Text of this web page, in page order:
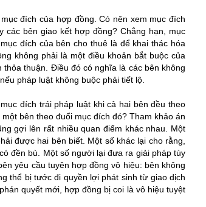
đích của hợp đồng. Có nên xem mục đích
bên giao kết hợp đồng? Chẳng hạn, mục
đích của bên cho thuê là để khai thác hóa
không phải là một điều khoản bắt buộc của
thuận. Điều đó có nghĩa là các bên không
pháp luật không buộc phải tiết lộ.
đích trái pháp luật khi cả hai bên đều theo
bên theo đuổi mục đích đó? Tham khảo án
gợi lên rất nhiều quan điểm khác nhau. Một
được hai bên biết. Một số khác lại cho rằng,
đền bù. Một số người lại đưa ra giải pháp tùy
yêu cầu tuyên hợp đồng vô hiệu: bên không
thể bị tước đi quyền lợi phát sinh từ giao dịch
quyết mới, hợp đồng bị coi là vô hiệu tuyệt